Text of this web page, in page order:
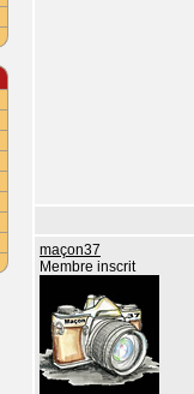
maçon37
Membre inscrit